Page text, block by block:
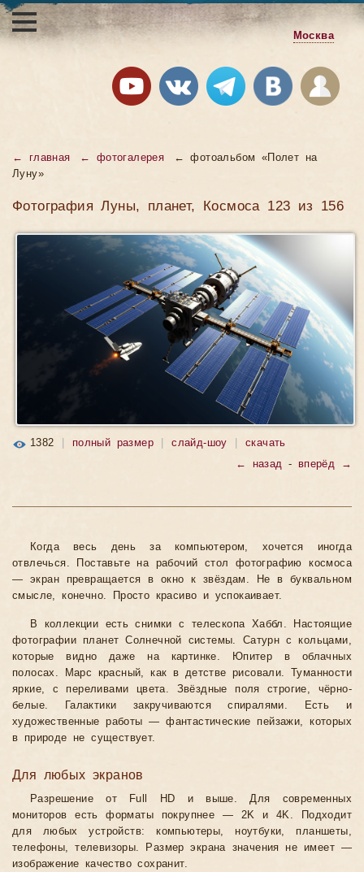
Москва
← главная ← фотогалерея
← фотоальбом «Полет на
Луну»
Фотография Луны, планет, Космоса 123 из 156
1382 полный размер слайд-шоу
скачать
← назад - вперёд →
Когда весь день за компьютером, хочется иногда
отвлечься. Поставьте на рабочий стол фотографию космоса
— экран превращается в окно к звёздам. Не в буквальном
смысле, конечно. Просто красиво и успокаивает.
В коллекции есть снимки с телескопа Хаббл. Настоящие
фотографии планет Солнечной системы. Сатурн с кольцами,
которые видно даже на картинке. Юпитер в облачных
полосах. Марс красный, как в детстве рисовали. Туманности
яркие, с переливами цвета. Звёздные поля строгие, чёрно-
белые. Галактики закручиваются спиралями. Есть и
художественные работы — фантастические пейзажи, которых
в природе не существует.
Для любых экранов
Разрешение от Full HD и выше. Для современных
мониторов есть форматы покрупнее — 2K и 4K. Подходит
для любых устройств: компьютеры, ноутбуки, планшеты,
телефоны, телевизоры. Размер экрана значения не имеет —
изображение качество сохранит.